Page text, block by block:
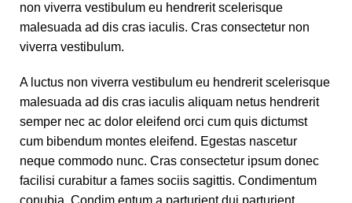
non viverra vestibulum eu hendrerit scelerisque
malesuada ad dis cras iaculis. Cras consectetur non
viverra vestibulum.
A luctus non viverra vestibulum eu hendrerit scelerisque
malesuada ad dis cras iaculis aliquam netus hendrerit
semper nec ac dolor eleifend orci cum quis dictumst
cum bibendum montes eleifend. Egestas nascetur
neque commodo nunc. Cras consectetur ipsum donec
facilisi curabitur a fames sociis sagittis. Condimentum
conubia. Condim entum a parturient dui parturient